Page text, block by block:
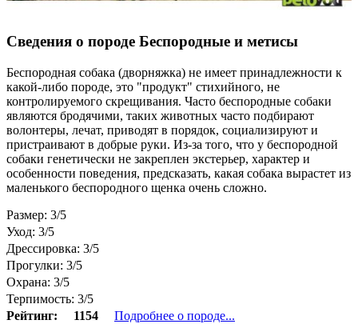
Сведения о породе Бeспородные и метисы
Беспородная собака (дворняжка) не имеет принадлежности к
какой-либо породе, это "продукт" стихийного, не
контролируемого скрещивания. Часто беспородные собаки
являются бродячими, таких животных часто подбирают
волонтеры, лечат, приводят в порядок, социализируют и
пристраивают в добрые руки. Из-за того, что у беспородной
собаки генетически не закреплен экстерьер, характер и
особенности поведения, предсказать, какая собака вырастет из
маленького беспородного щенка очень сложно.
Размер: 3/5
Уход: 3/5
Дрессировка: 3/5
Прогулки: 3/5
Охрана: 3/5
Терпимость: 3/5
Рейтинг:
1154 Подробнее о породе...